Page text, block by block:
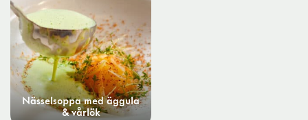
Nässelsoppa med äggula
& vårlök